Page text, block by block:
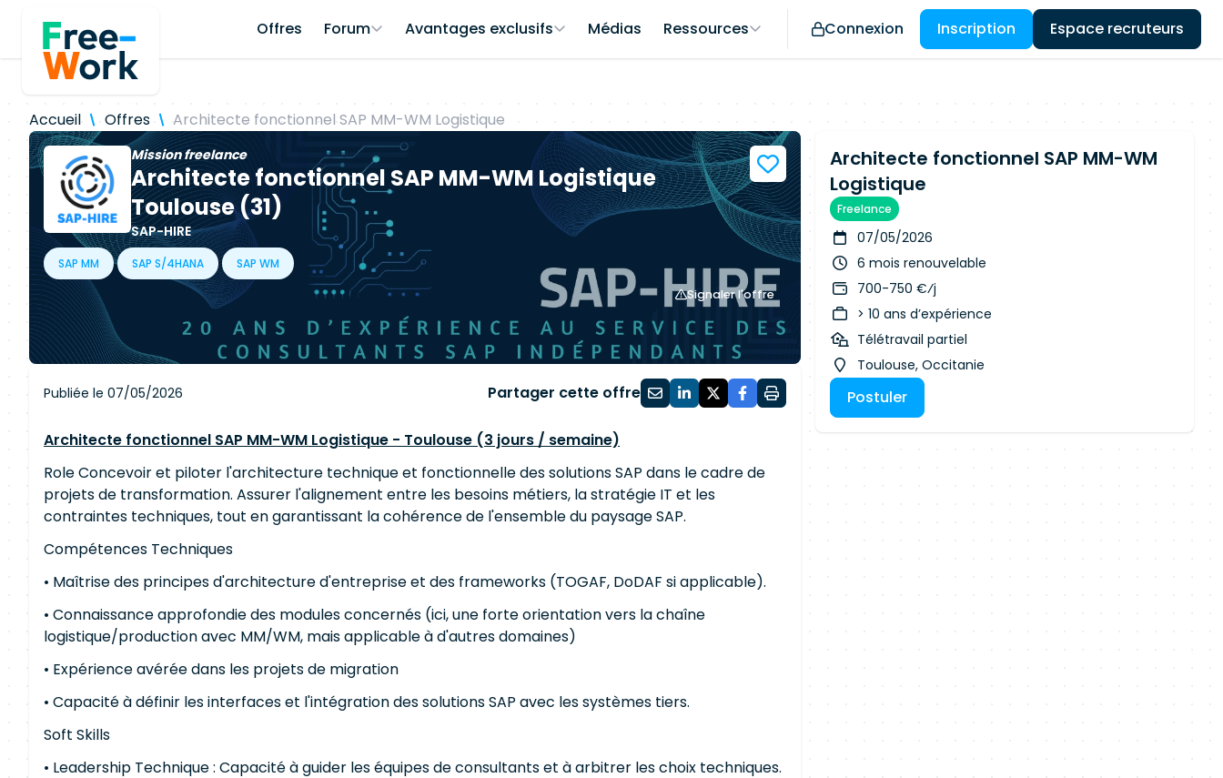
Offres Forum Avantages exclusifs Médias Ressources Connexion Inscription Espace recruteurs
Accueil Offres Architecte fonctionnel SAP MM-WM Logistique
Mission freelance
Architecte fonctionnel SAP MM-WM Logistique
Toulouse (31)
SAP-HIRE
SAP MM SAP S/4HANA
SAP WM
Signaler l'offre
Publiée le 07/05/2026 Partager cette offre
Architecte fonctionnel SAP MM-WM Logistique - Toulouse (3 jours / semaine)
Role Concevoir et piloter l'architecture technique et fonctionnelle des solutions SAP dans le cadre de
projets de transformation. Assurer l'alignement entre les besoins métiers, la stratégie IT et les
contraintes techniques, tout en garantissant la cohérence de l'ensemble du paysage SAP.
Compétences Techniques
• Maîtrise des principes d'architecture d'entreprise et des frameworks (TOGAF, DoDAF si applicable).
• Connaissance approfondie des modules concernés (ici, une forte orientation vers la chaîne
logistique/production avec MM/WM, mais applicable à d'autres domaines)
• Expérience avérée dans les projets de migration
• Capacité à définir les interfaces et l'intégration des solutions SAP avec les systèmes tiers.
Soft Skills
• Leadership Technique : Capacité à guider les équipes de consultants et à arbitrer les choix techniques.
Architecte fonctionnel SAP MM-WM
Logistique
Freelance
07/05/2026
6 mois renouvelable
700-750 €⁄j
> 10 ans d’expérience
Télétravail partiel
Toulouse, Occitanie
Postuler